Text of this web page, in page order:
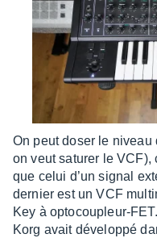
On peut doser le niveau
on veut satu­rer le VCF),
que celui d’un signal
dernier est un VCF
Key à opto­cou­pleur-
Korg avait déve­loppé